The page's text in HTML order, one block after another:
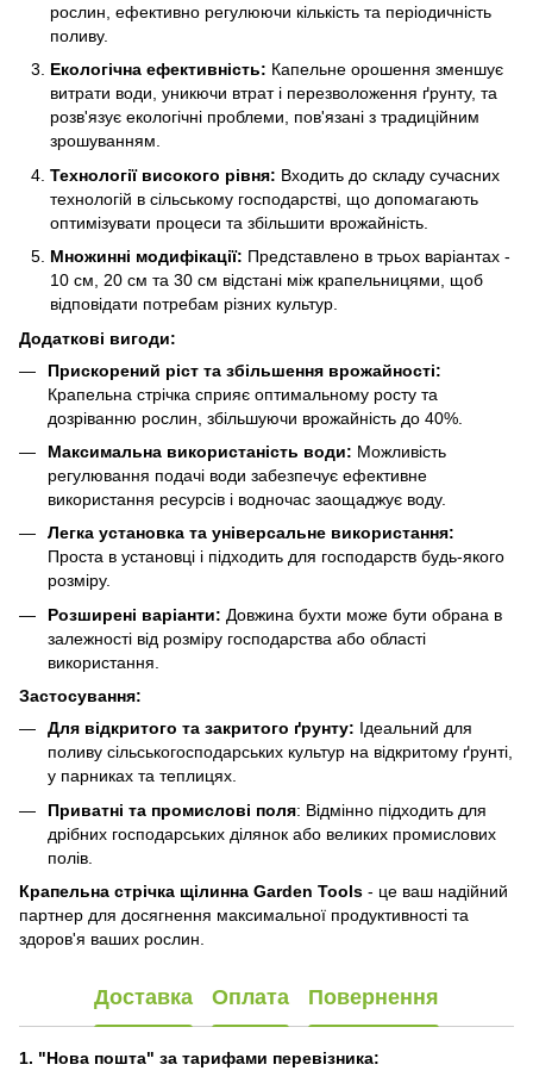
рослин, ефективно регулюючи кількість та періодичність
поливу.
Екологічна ефективність: Капельне орошення зменшує
витрати води, уникючи втрат і перезволоження ґрунту, та
розв'язує екологічні проблеми, пов'язані з традиційним
зрошуванням.
Технології високого рівня: Входить до складу сучасних
технологій в сільському господарстві, що допомагають
оптимізувати процеси та збільшити врожайність.
Множинні модифікації: Представлено в трьох варіантах -
10 см, 20 см та 30 см відстані між крапельницями, щоб
відповідати потребам різних культур.
Додаткові вигоди:
Прискорений ріст та збільшення врожайності:
Крапельна стрічка сприяє оптимальному росту та
дозріванню рослин, збільшуючи врожайність до 40%.
Максимальна використаність води: Можливість
регулювання подачі води забезпечує ефективне
використання ресурсів і водночас заощаджує воду.
Легка установка та універсальне використання:
Проста в установці і підходить для господарств будь-якого
розміру.
Розширені варіанти: Довжина бухти може бути обрана в
залежності від розміру господарства або області
використання.
Застосування:
Для відкритого та закритого ґрунту: Ідеальний для
поливу сільськогосподарських культур на відкритому ґрунті,
у парниках та теплицях.
Приватні та промислові поля: Відмінно підходить для
дрібних господарських ділянок або великих промислових
полів.
Крапельна стрічка щілинна Garden Tools - це ваш надійний
партнер для досягнення максимальної продуктивності та
здоров'я ваших рослин.
Доставка Оплата Повернення
1. "Нова пошта" за тарифами перевізника: